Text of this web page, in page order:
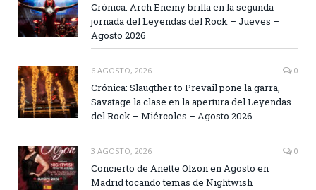
Crónica: Arch Enemy brilla en la segunda
jornada del Leyendas del Rock – Jueves –
Agosto 2026
6 AGOSTO, 2026 0
Crónica: Slaugther to Prevail pone la garra,
Savatage la clase en la apertura del Leyendas
del Rock – Miércoles – Agosto 2026
3 AGOSTO, 2026 0
Concierto de Anette Olzon en Agosto en
Madrid tocando temas de Nightwish